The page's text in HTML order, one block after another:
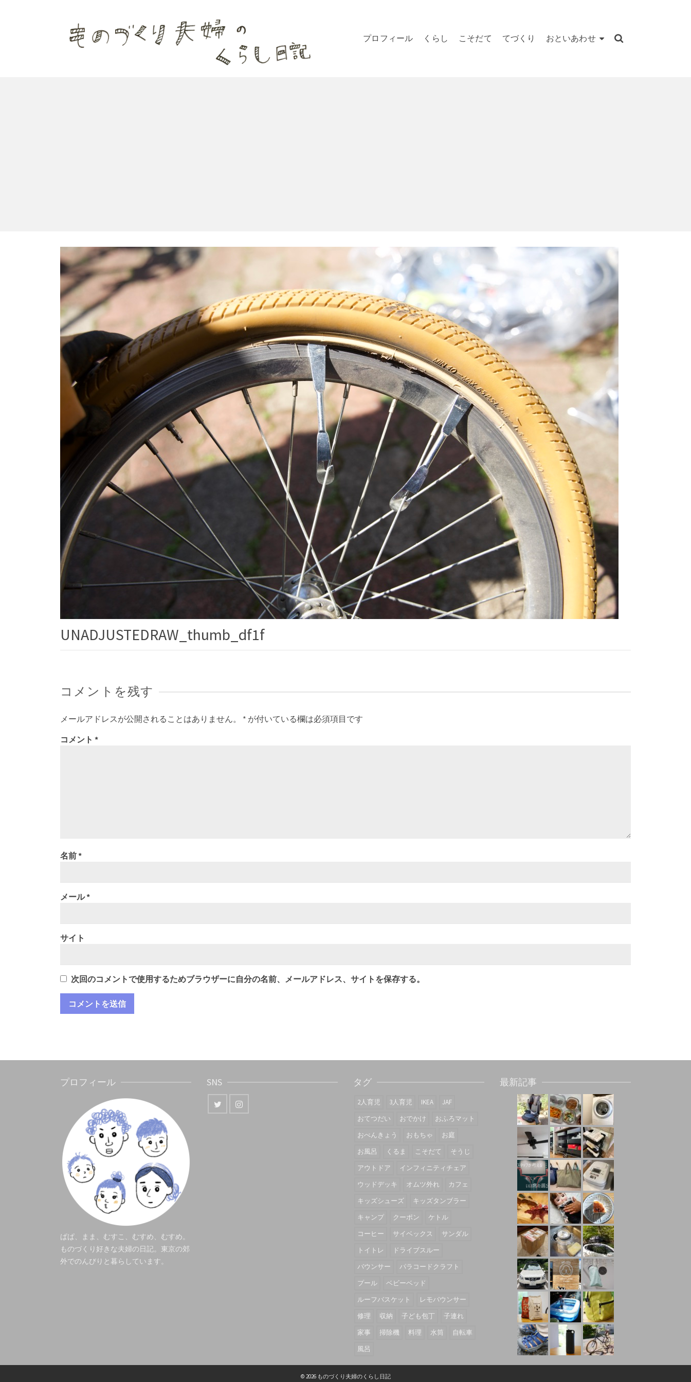
プロフィール くらし こそだて てづくり おといあわせ
UNADJUSTEDRAW_thumb_df1f
コメントを残す
メールアドレスが公開されることはありません。 * が付いている欄は必須項目です
コメント *
名前*
メール*
サイト
次回のコメントで使用するためブラウザーに自分の名前、メールアドレス、サイトを保存する。
プロフィール
ぱぱ、まま、むすこ、むすめ、むすめ。
ものづくり好きな夫婦の日記。東京の郊
外でのんびりと暮らしています。
SNS タグ
2人育児 3人育児 IKEA
JAF
おてつだい
おでかけ
おふろマット
おべんきょう
おもちゃ
お庭
お風呂
くるま こそだて
そうじ
アウトドア
インフィニティチェア
ウッドデッキ
オムツ外れ
カフェ
キッズシューズ
キッズタンブラー
キャンプ
クーポン
ケトル
コーヒー
サイベックス
サンダル
トイトレ
ドライブスルー
バウンサー
パラコードクラフト
プール
ベビーベッド
ルーフバスケット
レモバウンサー
修理
収納 子ども包丁
子連れ
家事
掃除機 料理 水筒
自転車
風呂
最新記事
© 2026 ものづくり夫婦のくらし日記